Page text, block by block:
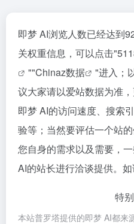
即梦 AI浏览人数已经达到
关权重信息，可以点击"
""Chinaz数据
"进入；
议大家请以爱站数据为准
即梦 AI的访问速度、搜索
验等；当然要评估一个站
您自身的需求以及需要，
AI的站长进行洽谈提供。
特
本站普罗塔提供的即梦 AI都来